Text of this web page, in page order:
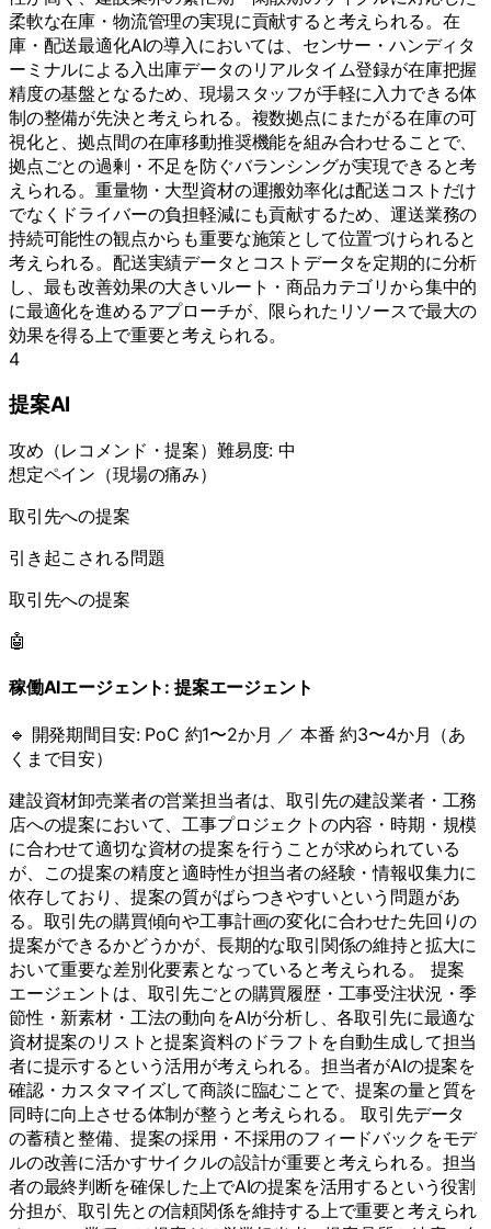
柔軟な在庫・物流管理の実現に貢献すると考えられる。在
庫・配送最適化AIの導入においては、センサー・ハンディタ
ーミナルによる入出庫データのリアルタイム登録が在庫把握
精度の基盤となるため、現場スタッフが手軽に入力できる体
制の整備が先決と考えられる。複数拠点にまたがる在庫の可
視化と、拠点間の在庫移動推奨機能を組み合わせることで、
拠点ごとの過剰・不足を防ぐバランシングが実現できると考
えられる。重量物・大型資材の運搬効率化は配送コストだけ
でなくドライバーの負担軽減にも貢献するため、運送業務の
持続可能性の観点からも重要な施策として位置づけられると
考えられる。配送実績データとコストデータを定期的に分析
し、最も改善効果の大きいルート・商品カテゴリから集中的
に最適化を進めるアプローチが、限られたリソースで最大の
効果を得る上で重要と考えられる。
4
提案AI
攻め （レコメンド・提案） 難易度:中
想定ペイン（現場の痛み）
取引先への提案
引き起こされる問題
取引先への提案
🤖
稼働AIエージェント: 提案エージェント
🔹 開発期間目安: PoC 約1〜2か月 ／ 本番 約3〜4か月（あ
くまで目安）
建設資材卸売業者の営業担当者は、取引先の建設業者・工務
店への提案において、工事プロジェクトの内容・時期・規模
に合わせて適切な資材の提案を行うことが求められている
が、この提案の精度と適時性が担当者の経験・情報収集力に
依存しており、提案の質がばらつきやすいという問題があ
る。取引先の購買傾向や工事計画の変化に合わせた先回りの
提案ができるかどうかが、長期的な取引関係の維持と拡大に
おいて重要な差別化要素となっていると考えられる。 提案
エージェントは、取引先ごとの購買履歴・工事受注状況・季
節性・新素材・工法の動向をAIが分析し、各取引先に最適な
資材提案のリストと提案資料のドラフトを自動生成して担当
者に提示するという活用が考えられる。担当者がAIの提案を
確認・カスタマイズして商談に臨むことで、提案の量と質を
同時に向上させる体制が整うと考えられる。 取引先データ
の蓄積と整備、提案の採用・不採用のフィードバックをモデ
ルの改善に活かすサイクルの設計が重要と考えられる。担当
者の最終判断を確保した上でAIの提案を活用するという役割
分担が、取引先との信頼関係を維持する上で重要と考えられ